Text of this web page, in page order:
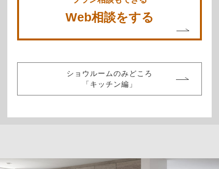
Web相談をする
ショウルームのみどころ
「キッチン編」